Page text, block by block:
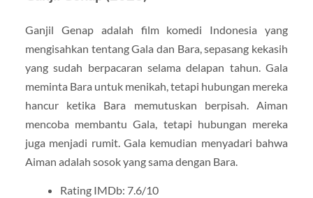
Ganjil Genap adalah film komedi Indonesia yang
mengisahkan tentang Gala dan Bara, sepasang kekasih
yang sudah berpacaran selama delapan tahun. Gala
meminta Bara untuk menikah, tetapi hubungan mereka
hancur ketika Bara memutuskan berpisah. Aiman
mencoba membantu Gala, tetapi hubungan mereka
juga menjadi rumit. Gala kemudian menyadari bahwa
Aiman adalah sosok yang sama dengan Bara.
Rating IMDb: 7.6/10